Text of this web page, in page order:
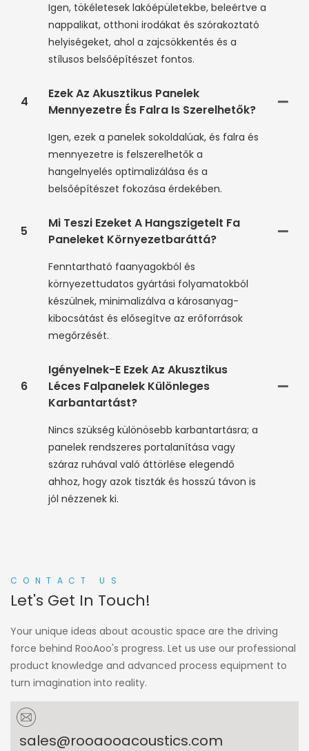
Igen, tökéletesek lakóépületekbe, beleértve a
nappalikat, otthoni irodákat és szórakoztató
helyiségeket, ahol a zajcsökkentés és a
stílusos belsőépítészet fontos.
4
Ezek Az Akusztikus Panelek
Mennyezetre És Falra Is Szerelhetők?
Igen, ezek a panelek sokoldalúak, és falra és
mennyezetre is felszerelhetők a
hangelnyelés optimalizálása és a
belsőépítészet fokozása érdekében.
5
Mi Teszi Ezeket A Hangszigetelt Fa
Paneleket Környezetbaráttá?
Fenntartható faanyagokból és
környezettudatos gyártási folyamatokból
készülnek, minimalizálva a károsanyag-
kibocsátást és elősegítve az erőforrások
megőrzését.
6
Igényelnek-E Ezek Az Akusztikus
Léces Falpanelek Különleges
Karbantartást?
Nincs szükség különösebb karbantartásra; a
panelek rendszeres portalanítása vagy
száraz ruhával való áttörlése elegendő
ahhoz, hogy azok tiszták és hosszú távon is
jól nézzenek ki.
CONTACT US
Let's Get In Touch!
Your unique ideas about acoustic space are the driving
force behind RooAoo's progress. Let us use our professional
product knowledge and advanced process equipment to
turn imagination into reality.
sales@rooaooacoustics.com